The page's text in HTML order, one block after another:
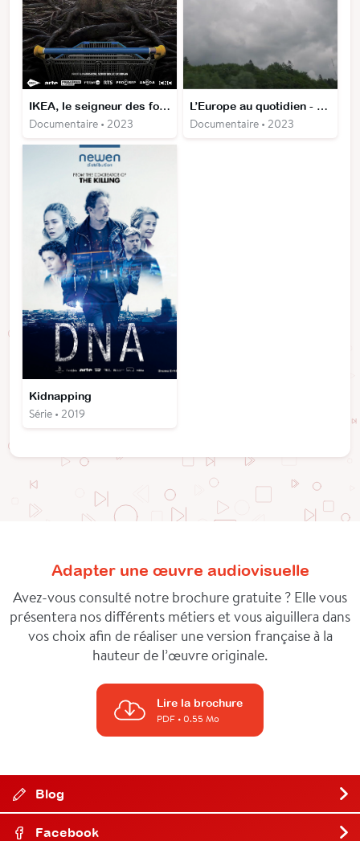
IKEA, le seigneur des forêts
Documentaire • 2023
L’Europe au quotidien - De Maastricht à nos jours
Documentaire • 2023
Kidnapping
Série • 2019
Adapter une œuvre audiovisuelle
Avez-vous consulté notre brochure gratuite ? Elle vous
présentera nos différents métiers et vous aiguillera dans
vos choix afin de réaliser une version française à la
hauteur de l’œuvre originale.
Lire la brochure
PDF• 0.55 Mo
Blog
Facebook